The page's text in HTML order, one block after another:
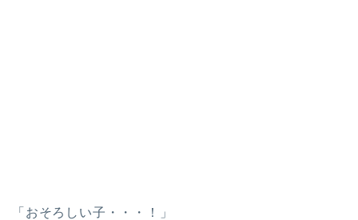
「おそろしい子・・・！」